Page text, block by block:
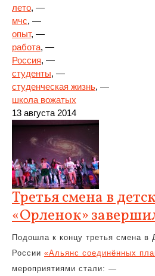
лето, —
мчс, —
опыт, —
работа, —
Россия, —
студенты, —
студенческая жизнь, —
школа вожатых
13 августа 2014
Третья смена в
«Орленок»
Подошла к концу третья смена
России «Альянс соединённых
мероприятиями стали: —